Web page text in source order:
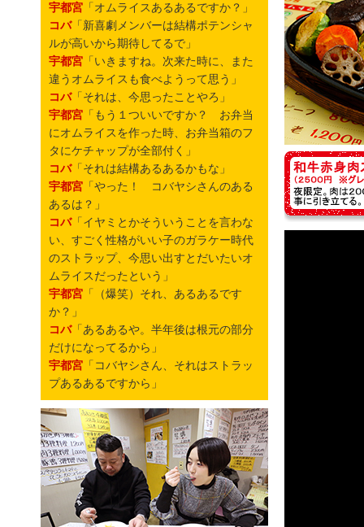
宇都宮 「オムライスあるあるですか？」
コバ「新喜劇メンバーは結構ポテンシャ
ルが高いから期待してるで」
宇都宮 「いきますね。次来た時に、また
違うオムライスも食べようって思う」
コバ「それは、今思ったことやろ」
宇都宮 「もう１ついいですか？ お弁当
にオムライスを作った時、お弁当箱のフ
タにケチャップが全部付く」
コバ「それは結構あるあるかもな」
宇都宮 「やった！ コバヤシさんのある
あるは？」
コバ「イヤミとかそういうことを言わな
い、すごく性格がいい子のガラケー時代
のストラップ、今思い出すとだいたいオ
ムライスだったという」
宇都宮 「（爆笑）それ、あるあるです
か？」
コバ「あるあるや。半年後は根元の部分
だけになってるから」
宇都宮 「コバヤシさん、それはストラッ
プあるあるですから」